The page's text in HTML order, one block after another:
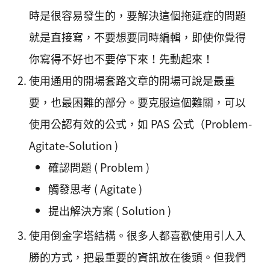
時是很容易發生的，要解決這個拖延症的問題
就是直接寫，不要想要同時編輯，即使你覺得
你寫得不好也不要停下來！先動起來！
使用通用的開場套路文章的開場可說是最重
要，也最困難的部分。要克服這個難關，可以
使用公認有效的公式，如 PAS 公式（Problem-
Agitate-Solution )
確認問題 ( Problem )
觸發思考 ( Agitate )
提出解決方案 ( Solution )
使用倒金字塔結構。很多人都喜歡使用引人入
勝的方式，把最重要的資訊放在後頭。但我們